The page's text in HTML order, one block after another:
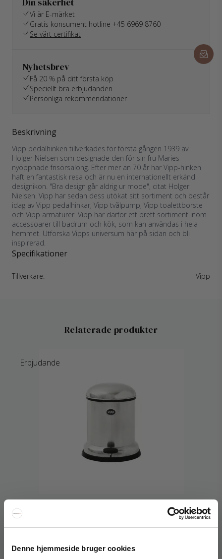
Denne hjemmeside bruger cookies
Vi är E-märket
Gratis konsument hotline +45 6969 8760
Se vårt certifikat
Nyhetsbrev
Få 20 % på ditt första köp
Speciellt bra erbjudanden
Personliga rekommendationer
Beskrivning
Vipp pedalhinken tillverkades för första gången 1939 av
Holger Nielsen som designade den för sin fru Maries
nyöppnade frisörsalong. Efter mer än 70 år har Vipp-hinken
haft en fantastisk resa och är nu en internationellt erkänd
designikon. "Bra design går aldrig ur mode", citat Holger
Nielsen. Vipp har sedan dess utökat sitt sortiment och består
idag av Vipp pedalhinkar, Vipp tvålpump, Vipp toalettborste
och Vipp armaturer. Vipp har därför ett brett sortiment inom
accessoarer till badrum och kök, som kan användas i hela
hemmet. Utforska Vipps universum här på sidan och bli
inspirerad.
Specifikationer
Tillverkare: Vipp
Relaterade produkter
Erbjudande
Vipp Pedalhink 4 liter Vipp13